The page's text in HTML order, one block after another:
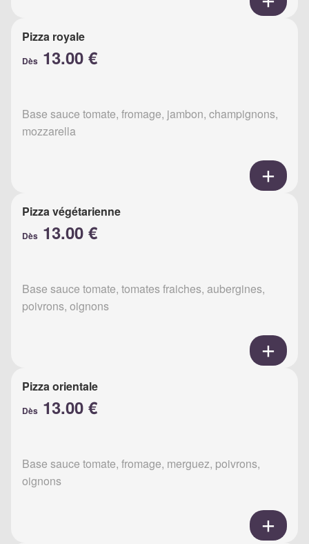
Pizza royale
Dès 13.00 €
Base sauce tomate, fromage, jambon, champignons,
mozzarella
Pizza végétarienne
Dès 13.00 €
Base sauce tomate, tomates fraiches, aubergines,
poivrons, oignons
Pizza orientale
Dès 13.00 €
Base sauce tomate, fromage, merguez, poivrons,
oignons